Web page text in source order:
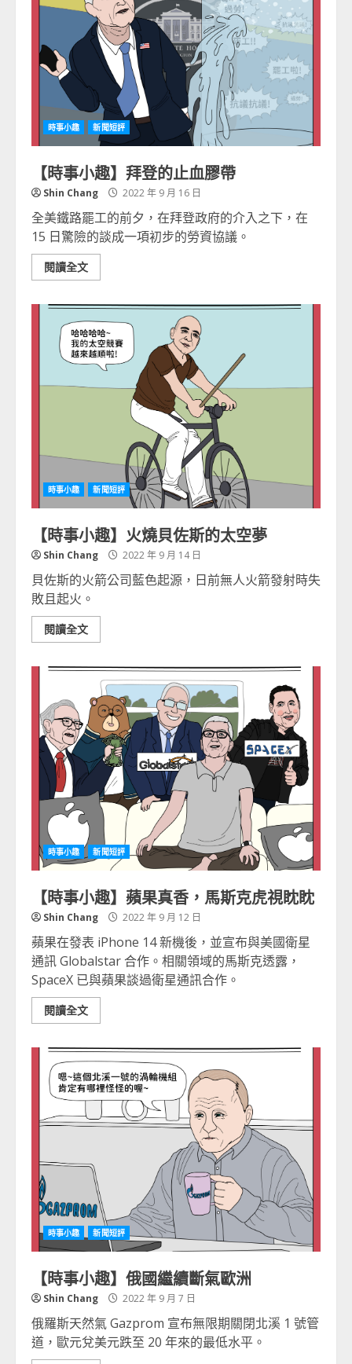
時事小趣 新聞短評
【時事小趣】拜登的止血膠帶
Shin Chang 2022 年 9 月 16 日
全美鐵路罷工的前夕，在拜登政府的介入之下，在
15 日驚險的談成一項初步的勞資協議。
閱讀全文
時事小趣 新聞短評
【時事小趣】火燒貝佐斯的太空夢
Shin Chang 2022 年 9 月 14 日
貝佐斯的火箭公司藍色起源，日前無人火箭發射時失
敗且起火。
閱讀全文
時事小趣 新聞短評
【時事小趣】蘋果真香，馬斯克虎視眈眈
Shin Chang 2022 年 9 月 12 日
蘋果在發表 iPhone 14 新機後，並宣布與美國衛星
通訊 Globalstar 合作。相關領域的馬斯克透露，
SpaceX 已與蘋果談過衛星通訊合作。
閱讀全文
時事小趣 新聞短評
【時事小趣】俄國繼續斷氣歐洲
Shin Chang 2022 年 9 月 7 日
俄羅斯天然氣 Gazprom 宣布無限期關閉北溪 1 號管
道，歐元兌美元跌至 20 年來的最低水平。